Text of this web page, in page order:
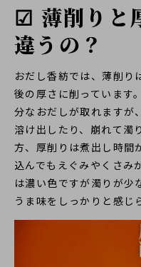
☑ 薄削りと
違うの？
おだし香紡では、薄削
後の厚さに削っています
分なおだしが取れますが
溶け出したり、崩れて濁
方、厚削りは煮出し時間
込んでもえぐみやくさみ
は濃い色ですが濁りが少
うま味をしっかりと感じ